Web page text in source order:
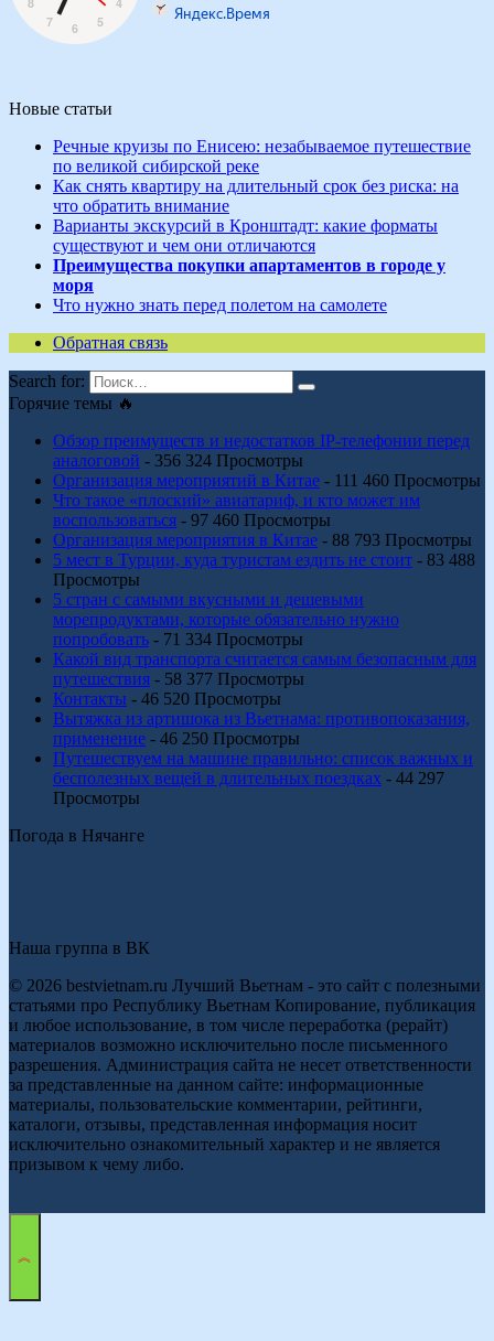
Новые статьи
Речные круизы по Енисею: незабываемое путешествие
по великой сибирской реке
Как снять квартиру на длительный срок без риска: на
что обратить внимание
Варианты экскурсий в Кронштадт: какие форматы
существуют и чем они отличаются
Преимущества покупки апартаментов в городе у
моря
Что нужно знать перед полетом на самолете
Обратная связь
Search for:
Горячие темы 🔥
Обзор преимуществ и недостатков IP-телефонии перед
аналоговой - 356 324 Просмотры
Организация мероприятий в Китае - 111 460 Просмотры
Что такое «плоский» авиатариф, и кто может им
воспользоваться - 97 460 Просмотры
Организация мероприятия в Китае - 88 793 Просмотры
5 мест в Турции, куда туристам ездить не стоит - 83 488
Просмотры
5 стран с самыми вкусными и дешевыми
морепродуктами, которые обязательно нужно
попробовать - 71 334 Просмотры
Какой вид транспорта считается самым безопасным для
путешествия - 58 377 Просмотры
Контакты - 46 520 Просмотры
Вытяжка из артишока из Вьетнама: противопоказания,
применение - 46 250 Просмотры
Путешествуем на машине правильно: список важных и
бесполезных вещей в длительных поездках - 44 297
Просмотры
Погода в Нячанге
Наша группа в ВК
© 2026 bestvietnam.ru Лучший Вьетнам - это сайт с полезными
статьями про Республику Вьетнам Копирование, публикация
и любое использование, в том числе переработка (рерайт)
материалов возможно исключительно после письменного
разрешения. Администрация сайта не несет ответственности
за представленные на данном сайте: информационные
материалы, пользовательские комментарии, рейтинги,
каталоги, отзывы, представленная информация носит
исключительно ознакомительный характер и не является
призывом к чему либо.